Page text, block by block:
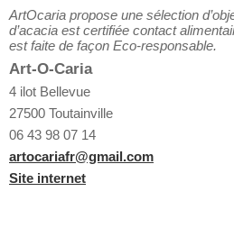
ArtOcaria propose une sélection
d’acacia est certifiée contact
est faite de façon Eco-responsable.
Art-O-Caria
4 ilot Bellevue
27500 Toutainville
06 43 98 07 14
artocariafr@gmail.com
Site internet